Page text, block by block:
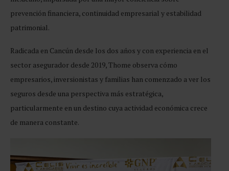
prevención financiera, continuidad empresarial y estabilidad
patrimonial.
Radicada en Cancún desde los dos años y con experiencia en el
sector asegurador desde 2019, Thome observa cómo
empresarios, inversionistas y familias han comenzado a ver los
seguros desde una perspectiva más estratégica,
particularmente en un destino cuya actividad económica crece
de manera constante.